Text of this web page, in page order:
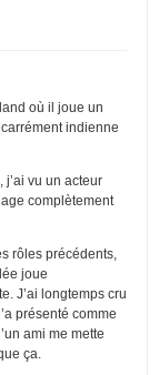
où il joue un
indienne
j’ai vu un acteur
complètement
rôles précédents,
joue
J’ai longtemps cru
présenté comme
ami me mette
ça.